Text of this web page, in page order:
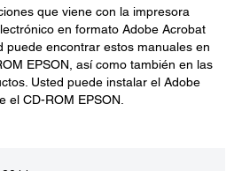
que viene con la impresora
en formato Adobe Acrobat
puede encontrar estos manuales en
EPSON, así como también en las
Usted puede instalar el Adobe
el CD-ROM EPSON.